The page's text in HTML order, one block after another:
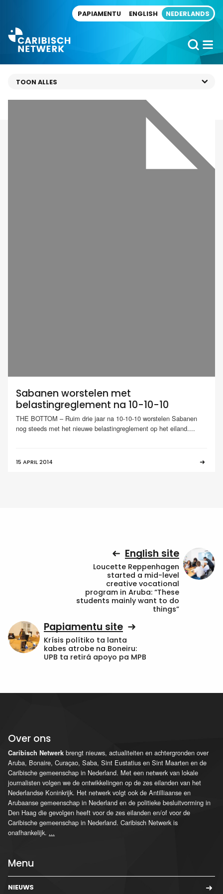
PAPIAMENTU ENGLISH NEDERLANDS
Sabanen worstelen met
belastingreglement na 10-10-10
THE BOTTOM – Ruim drie jaar na 10-10-10 worstelen Sabanen
nog steeds met het nieuwe belastingreglement op het eiland....
15 APRIL 2014
English site
Loucette Reppenhagen
started a mid-level
creative vocational
program in Aruba: “These
students mainly want to do
things”
Papiamentu site
Krísis polítiko ta lanta
kabes atrobe na Boneiru:
UPB ta retirá apoyo pa MPB
Over ons
Caribisch Netwerk brengt nieuws, actualiteiten en achtergronden over
Aruba, Bonaire, Curaçao, Saba, Sint Eustatius en Sint Maarten en de
Caribische gemeenschap in Nederland. Met een netwerk van lokale
journalisten volgen we de ontwikkelingen op de zes eilanden van het
Nederlandse Koninkrijk. Het netwerk volgt ook de Antilliaanse en
Arubaanse gemeenschap in Nederland en de politieke besluitvorming in
Den Haag die gevolgen heeft voor de zes eilanden en/of voor de
Caribische gemeenschap in Nederland. Caribisch Netwerk is
onafhankelijk. ...
Menu
NIEUWS